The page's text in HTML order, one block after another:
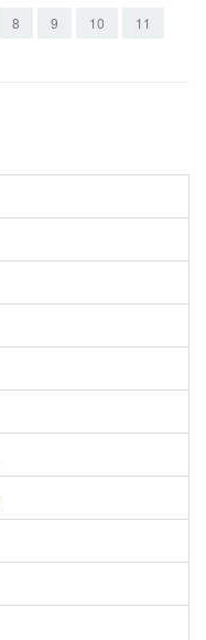
8 9 10 11